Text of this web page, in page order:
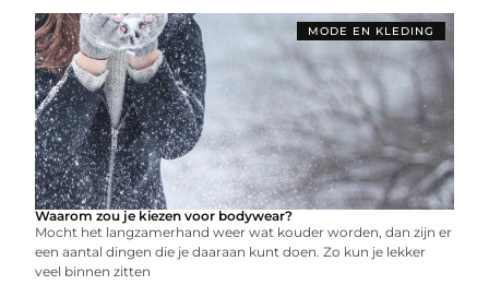
MODE EN KLEDING
Waarom zou je kiezen voor bodywear?
Mocht het langzamerhand weer wat kouder worden, dan zijn er
een aantal dingen die je daaraan kunt doen. Zo kun je lekker
veel binnen zitten